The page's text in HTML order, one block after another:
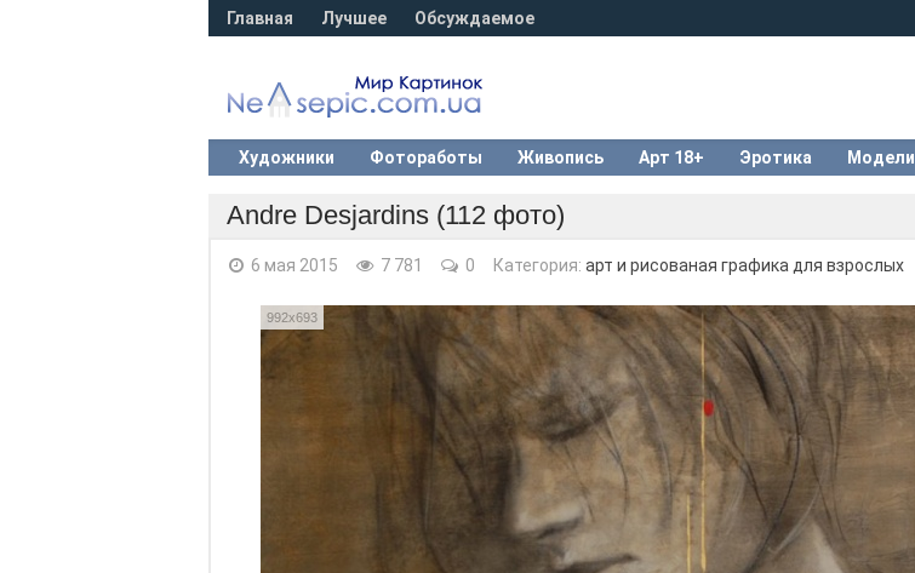
Главная Лучшее Обсуждаемое
Художники Фотоработы Живопись Арт 18+ Эротика Модели
Andre Desjardins (112 фото)
6 мая 2015 7 781 0 Категория: арт и рисованая графика для взрослых
992x693